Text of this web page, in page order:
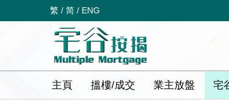
繁 / 简 / ENG
主頁 搵樓/成交 業主放盤 宅